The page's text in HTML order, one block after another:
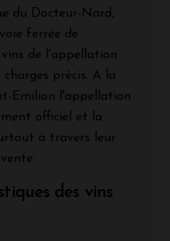
du Docteur-Nard,
ferrée de
de l'appellation
précis. A la
Emilion l'appellation
officiel et la
à travers leur
des vins